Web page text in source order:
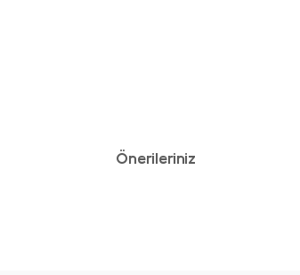
Önerileriniz